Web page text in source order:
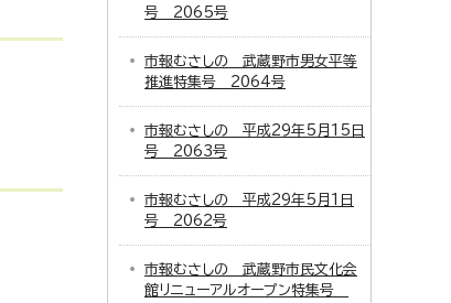
号 2065号
市報むさしの 武蔵野市男女平等
推進特集号 2064号
市報むさしの 平成29年5月15日
号 2063号
市報むさしの 平成29年5月1日
号 2062号
市報むさしの 武蔵野市民文化会
館リニューアルオープン特集号